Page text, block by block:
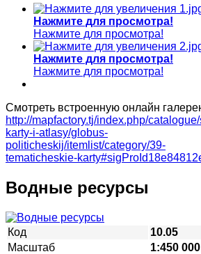
Нажмите для просмотра!
Нажмите для просмотра!
Нажмите для просмотра!
Нажмите для просмотра!
Смотреть встроенную онлайн
http://mapfactory.tj/index.php/
karty-i-atlasy/globus-
politicheskij/itemlist/category/39-
tematicheskie-
Водные ресурсы
Код
10.05
Масштаб
1:450 000